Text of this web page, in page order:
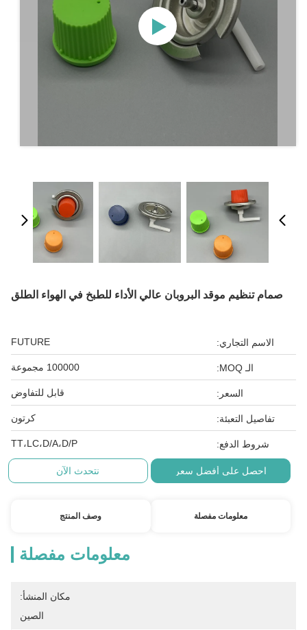
صمام تنظيم موقد البروبان عالي الأداء للطبخ في الهواء الطلق
الاسم التجاري: FUTURE
الـ MOQ: 100000 مجموعة
السعر: قابل للتفاوض
تفاصيل التعبئة: كرتون
شروط الدفع: TT،LC،D/A،D/P
احصل على أفضل سعر نتحدث الآن
معلومات مفصلة وصف المنتج
معلومات مفصلة
مكان المنشأ:
الصين